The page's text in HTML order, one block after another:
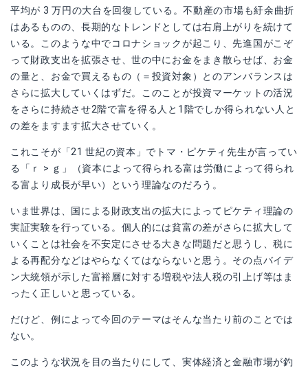
平均が 3 万円の大台を回復している。不動産の市場も紆余曲折
はあるものの、長期的なトレンドとしては右肩上がりを続けて
いる。このような中でコロナショックが起こり、先進国がこぞ
って財政支出を拡張させ、世の中にお金をまき散らせば、お金
の量と、お金で買えるもの（＝投資対象）とのアンバランスは
さらに拡大していくはずだ。このことが投資マーケットの活況
をさらに持続させ2階で富を得る人と1階でしか得られない人と
の差をますます拡大させていく。
これこそが「21 世紀の資本」でトマ・ピケティ先生が言ってい
る「ｒ > ｇ」（資本によって得られる富は労働によって得られ
る富より成長が早い）という理論なのだろう。
いま世界は、国による財政支出の拡大によってピケティ理論の
実証実験を行っている。個人的には貧富の差がさらに拡大して
いくことは社会を不安定にさせる大きな問題だと思うし、税に
よる再配分などはやらなくてはならないと思う。その点バイデ
ン大統領が示した富裕層に対する増税や法人税の引上げ等はま
ったく正しいと思っている。
だけど、例によって今回のテーマはそんな当たり前のことでは
ない。
このような状況を目の当たりにして、実体経済と金融市場が釣